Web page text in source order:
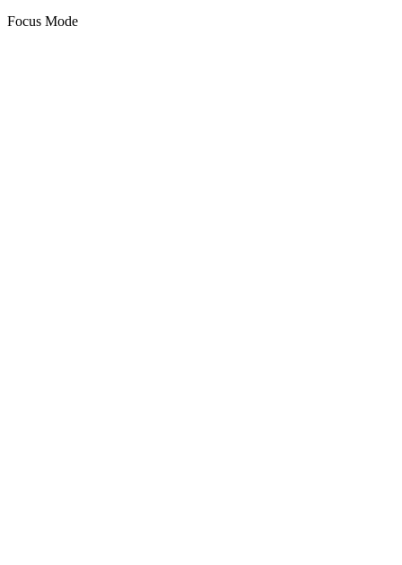
Focus Mode